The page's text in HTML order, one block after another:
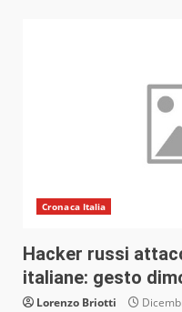
Cronaca Italia
Hacker russi
italiane: gesto
Lorenzo Briotti